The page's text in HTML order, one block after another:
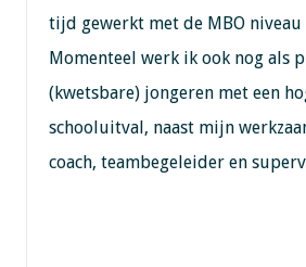
tijd gewerkt met de MBO niveau
Momenteel werk ik ook nog als
(kwetsbare) jongeren met een
schooluitval, naast mijn
coach, teambegeleider en